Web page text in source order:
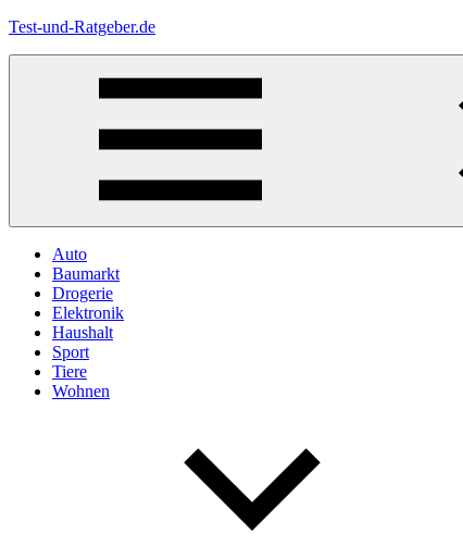
Zum
Test-und-Ratgeber.de
Menü
Auto
Baumarkt
Drogerie
Elektronik
Haushalt
Sport
Tiere
Wohnen